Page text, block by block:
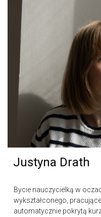
Justyna Drath
Bycie nauczycielką w
wykształconego,
automatycznie pokrytą